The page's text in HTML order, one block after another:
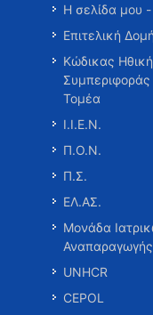
Η σελίδα μου
Επιτελική
Κώδικας
Τομέα
Ι.Ι.Ε.Ν.
Π.Ο.Ν.
Π.Σ.
ΕΛ.ΑΣ.
Μονάδα
Αναπαραγωγής
UNHCR
CEPOL